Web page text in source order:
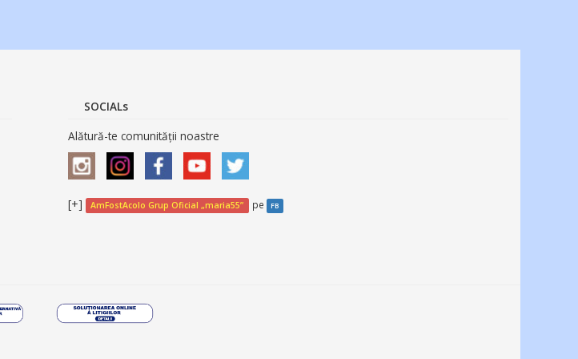
SOCIALs
Alătură-te comunității noastre
[+] AmFostAcolo Grup Oficial „maria55” pe FB